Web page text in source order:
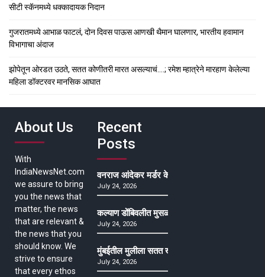
सीटी स्कॅनमध्ये धक्कादायक निदान
गुजरातमध्ये आभाळ फाटलं, दोन दिवस पाऊस आणखी थैमान घालणार, भारतीय हवामान
विभागाचा अंदाज
झोपेतून ओरडत उठते, सतत कोणीतरी मारत असल्याचं….; रमेश म्हात्रेने मारहाण केलेल्या
महिला डॉक्टरवर मानसिक आघात
About Us
With
IndiaNewsNet.com
we assure to bring
you the news that
matter, the news
that are relevant &
the news that you
should know. We
strive to ensure
that every ethos
Recent
Posts
वनराज आंदेकर मर्डर केसमधील साक्षीदाराची हत्या,
July 24, 2026
कल्याण डोंबिवलीत मुसळधार ते अतिमुसळधार पाऊस,
July 24, 2026
मुंबईतील मुलीला सतत खोकला अन् ताप, ७ वर्षे उपचार
July 24, 2026